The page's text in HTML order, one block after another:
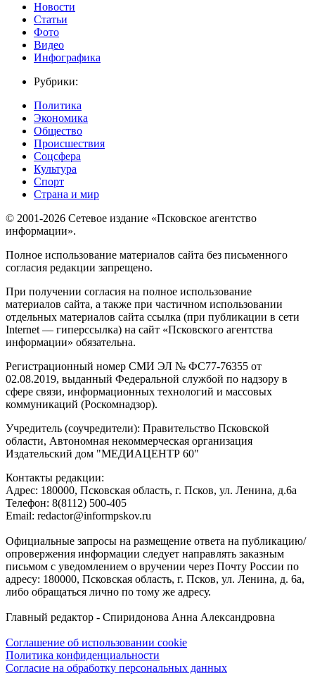
Новости
Статьи
Фото
Видео
Инфографика
Рубрики:
Политика
Экономика
Общество
Происшествия
Соцсфера
Культура
Спорт
Страна и мир
© 2001-2026 Сетевое издание «Псковское агентство
информации».
Полное использование материалов сайта без письменного
согласия редакции запрещено.
При получении согласия на полное использование
материалов сайта, а также при частичном использовании
отдельных материалов сайта ссылка (при публикации в сети
Internet — гиперссылка) на сайт «Псковского агентства
информации» обязательна.
Регистрационный номер СМИ ЭЛ № ФС77-76355 от
02.08.2019, выданный Федеральной службой по надзору в
сфере связи, информационных технологий и массовых
коммуникаций (Роскомнадзор).
Учредитель (соучредители): Правительство Псковской
области, Автономная некоммерческая организация
Издательский дом "МЕДИАЦЕНТР 60"
Контакты редакции:
Адреc: 180000, Псковская область, г. Псков, ул. Ленина, д.6а
Телефон: 8(8112) 500-405
Email: redactor@informpskov.ru
Официальные запросы на размещение ответа на публикацию/
опровержения информации следует направлять заказным
письмом с уведомлением о вручении через Почту России по
адресу: 180000, Псковская область, г. Псков, ул. Ленина, д. 6а,
либо обращаться лично по тому же адресу.
Главный редактор - Спиридонова Анна Александровна
Соглашение об использовании cookie
Политика конфиденциальности
Согласие на обработку персональных данных